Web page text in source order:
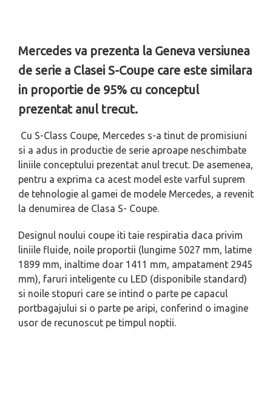
Mercedes va prezenta la Geneva versiunea
de serie a Clasei S-Coupe care este similara
in proportie de 95% cu conceptul
prezentat anul trecut.
Cu S-Class Coupe, Mercedes s-a tinut de promisiuni
si a adus in productie de serie aproape neschimbate
liniile conceptului prezentat anul trecut. De asemenea,
pentru a exprima ca acest model este varful suprem
de tehnologie al gamei de modele Mercedes, a revenit
la denumirea de Clasa S- Coupe.
Designul noului coupe iti taie respiratia daca privim
liniile fluide, noile proportii (lungime 5027 mm, latime
1899 mm, inaltime doar 1411 mm, ampatament 2945
mm), faruri inteligente cu LED (disponibile standard)
si noile stopuri care se intind o parte pe capacul
portbagajului si o parte pe aripi, conferind o imagine
usor de recunoscut pe timpul noptii.